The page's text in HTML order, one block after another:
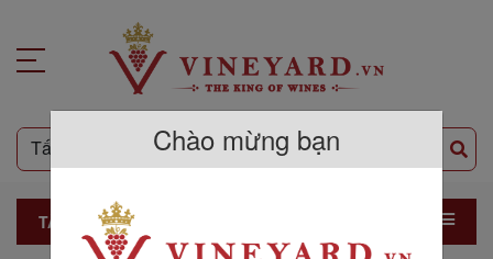
TẤT CẢ SẢN PHẨM
Chào mừng bạn